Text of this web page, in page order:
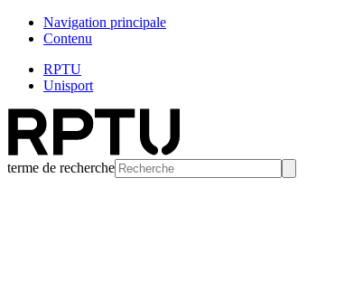
Navigation principale
Contenu
RPTU
Unisport
terme de recherche